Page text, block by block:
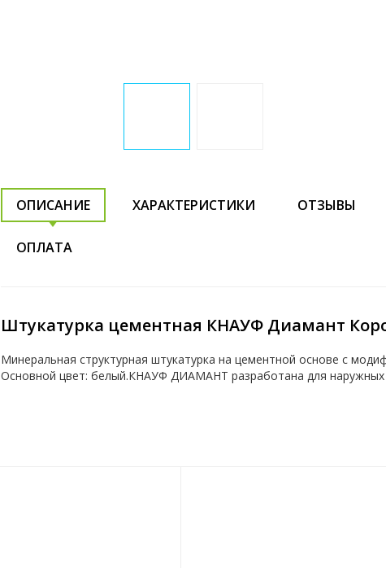
ОПИСАНИЕ ХАРАКТЕРИСТИКИ ОТЗЫВЫ
ОПЛАТА
Штукатурка цементная КНАУФ Диамант
Минеральная структурная штукатурка на цементной основе с
Основной цвет: белый.КНАУФ ДИАМАНТ разработана для наружных